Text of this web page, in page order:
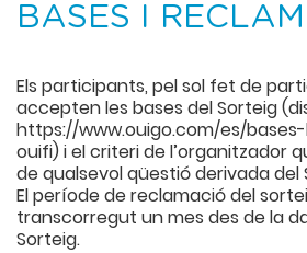
BASES I
Els participants, pel sol fet de
accepten les bases del Sorteig
https://www.ouigo.com/es/
ouifi) i el criteri de l’organitzador
de qualsevol qüestió derivada del
El període de reclamació del
transcorregut un mes des de la
Sorteig.